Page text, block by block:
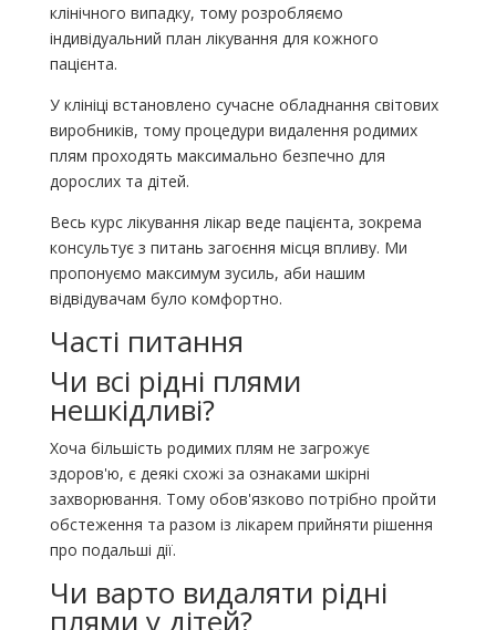
клінічного випадку, тому розробляємо
індивідуальний план лікування для кожного
пацієнта.
У клініці встановлено сучасне обладнання світових
виробників, тому процедури видалення родимих ​​
плям проходять максимально безпечно для
дорослих та дітей.
Весь курс лікування лікар веде пацієнта, зокрема
консультує з питань загоєння місця впливу. Ми
пропонуємо максимум зусиль, аби нашим
відвідувачам було комфортно.
Часті питання
Чи всі рідні плями
нешкідливі?
Хоча більшість родимих ​​плям не загрожує
здоров'ю, є деякі схожі за ознаками шкірні
захворювання. Тому обов'язково потрібно пройти
обстеження та разом із лікарем прийняти рішення
про подальші дії.
Чи варто видаляти рідні
плями у дітей?